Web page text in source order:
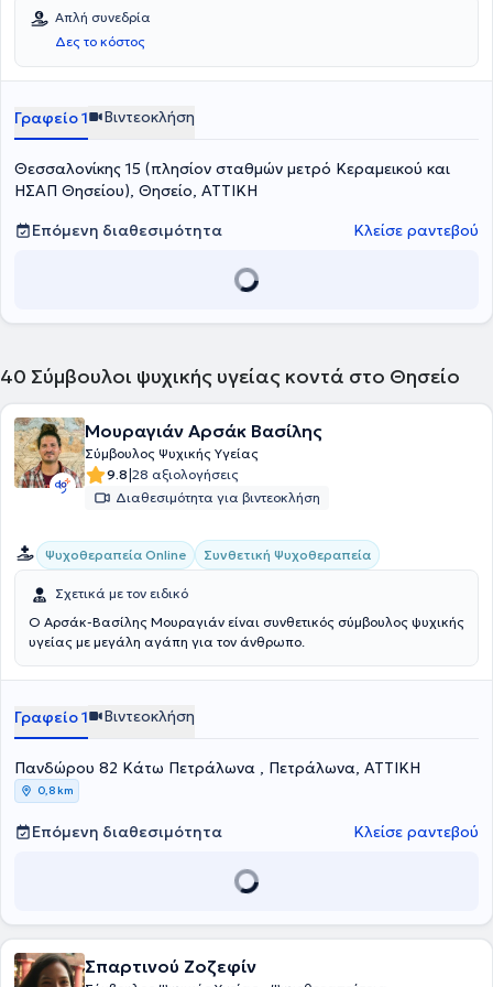
μεγαλύτερη ελευθερία, συναισθηματική ωριμότητα και ουσιαστικές
σχέσεις.
Απλή συνεδρία
Δες το κόστος
Γραφείο 1 Βιντεοκλήση
Θεσσαλονίκης 15 (πλησίον σταθμών μετρό Κεραμεικού και
ΗΣΑΠ Θησείου), Θησείο, ΑΤΤΙΚΗ
Επόμενη διαθεσιμότητα
Κλείσε ραντεβού
40 Σύμβουλοι ψυχικής υγείας κοντά στο Θησείο
Μουραγιάν Αρσάκ Βασίλης
Σύμβουλος Ψυχικής Υγείας
9.8|28 αξιολογήσεις
Διαθεσιμότητα για βιντεοκλήση
Ψυχοθεραπεία Online Συνθετική Ψυχοθεραπεία
Σχετικά με τον ειδικό
Ο Αρσάκ-Βασίλης Μουραγιάν είναι συνθετικός σύμβουλος ψυχικής
υγείας με μεγάλη αγάπη για τον άνθρωπο.
Γραφείο 1 Βιντεοκλήση
Πανδώρου 82 Κάτω Πετράλωνα , Πετράλωνα, ΑΤΤΙΚΗ
0,8 km
Επόμενη διαθεσιμότητα Κλείσε ραντεβού
Σπαρτινού Ζοζεφίν